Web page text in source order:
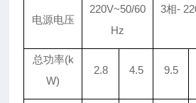
电源电压
220V~50/60
Hz
3相-
总功率(k
W)
2.8 4.5 9.5